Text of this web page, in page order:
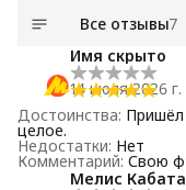
Все отзывы7
Имя скрыто
14 июля 2026 г.
Достоинства: Пришёл
целое.
Недостатки: Нет
Комментарий: Свою
Мелис